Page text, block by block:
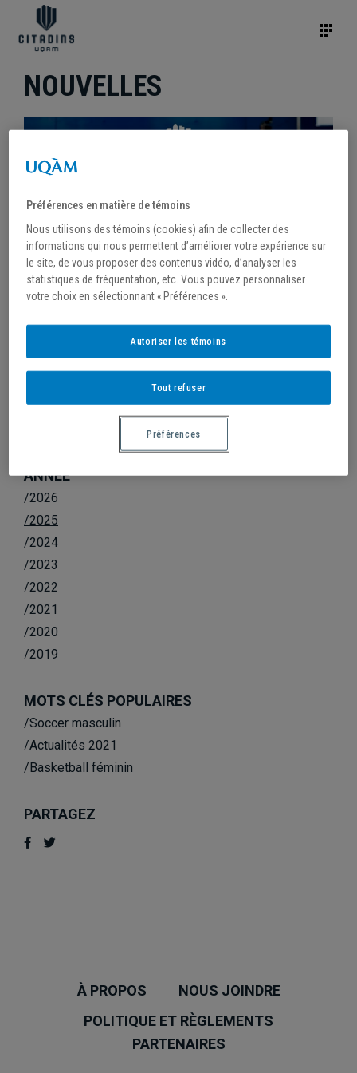
NOUVELLES
15 décembre 2025
VOLLEYBALL : BILAN DE MI-SAISON
ANNÉE
/2026
/2025
/2024
/2023
/2022
/2021
/2020
/2019
MOTS CLÉS POPULAIRES
/Soccer masculin
/Actualités 2021
/Basketball féminin
PARTAGEZ
À PROPOS
NOUS JOINDRE
POLITIQUE ET RÈGLEMENTS
PARTENAIRES
Préférences en matière de témoins
Nous utilisons des témoins (cookies) afin de collecter des
informations qui nous permettent d’améliorer votre expérience sur
le site, de vous proposer des contenus vidéo, d’analyser les
statistiques de fréquentation, etc. Vous pouvez personnaliser
votre choix en sélectionnant « Préférences ».
Tout refuser
Autoriser les témoins
Préférences